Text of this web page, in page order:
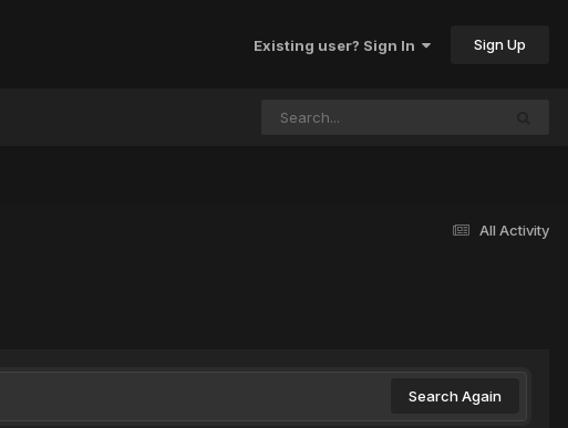
Existing user? Sign In Sign Up
All Activity
Search Again